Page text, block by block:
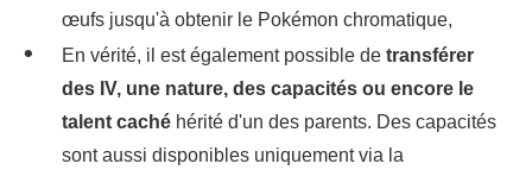
œufs jusqu'à obtenir le Pokémon chromatique,
En vérité, il est également possible de transférer
des IV, une nature, des capacités ou encore le
talent caché hérité d'un des parents. Des capacités
sont aussi disponibles uniquement via la